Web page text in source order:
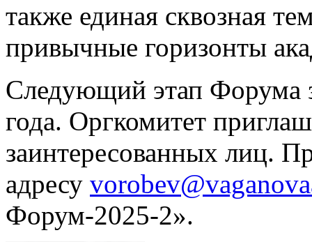
также единая сквозная
привычные горизонты
Следующий этап Форума
года. Оргкомитет
заинтересованных лиц.
адресу
Форум-2025-2».